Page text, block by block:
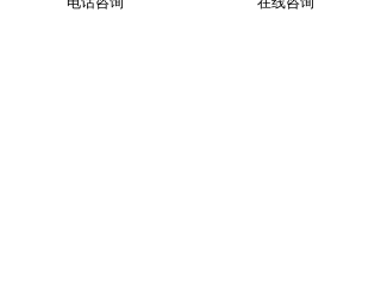
能作 纯锡竹叶冷餐盘子
能作 青铜狮子 香插 香